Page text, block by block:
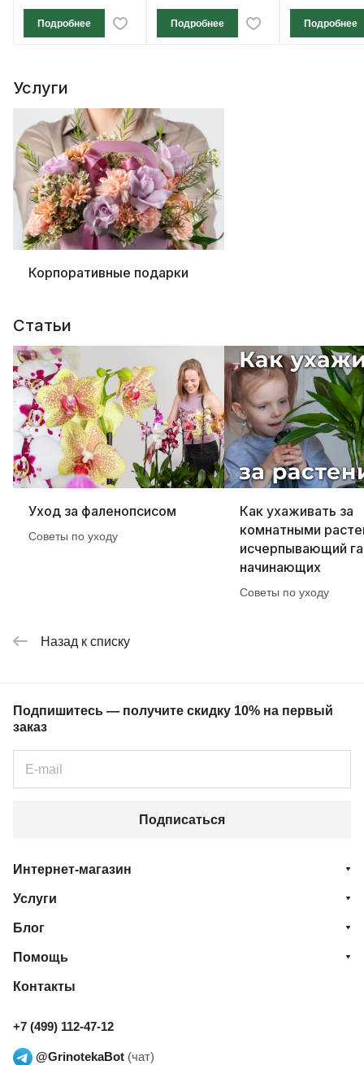
высота 12 см
Подробнее
высота 12 см
Подробнее
см, высота
Подробнее
Услуги
Корпоративные подарки
Статьи
Уход за фаленопсисом
Советы по уходу
Как ухаживать за
комнатными
исчерпывающий
начинающих
Советы по уходу
Назад к списку
Подпишитесь — получите скидку 10% на первый
заказ
Подписаться
Интернет-магазин
Услуги
Блог
Помощь
Контакты
+7 (499) 112-47-12
@GrinotekaBot (чат)